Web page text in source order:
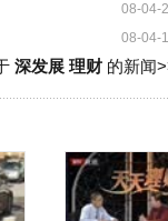
08-04-
08-04-
深发展 理财的新闻